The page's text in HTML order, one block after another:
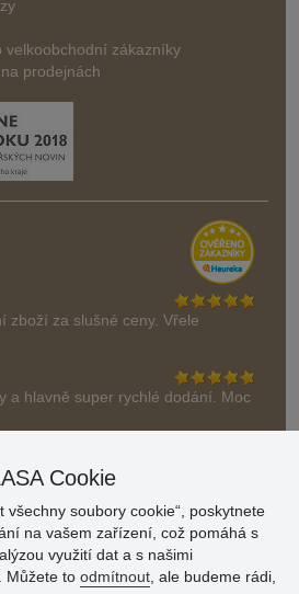
velkoobchodní zákazníky
prodejnách
zboží za slušné ceny. Vřele
a hlavně super rychlé dodání. Moc
Cookie
všechny soubory cookie“, poskytnete
na vašem zařízení, což pomáhá s
využití dat a s našimi
Můžete to odmítnout , ale budeme rádi,